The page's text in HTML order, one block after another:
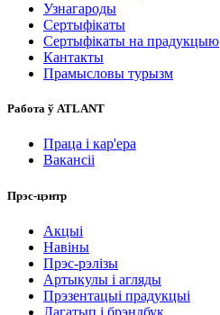
Узнагароды
Сертыфікаты
Сертыфікаты на прадукцыю
Кантакты
Прамысловы турызм
Работа ў ATLANT
Праца і кар'ера
Вакансіі
Прэс-цэнтр
Акцыі
Навіны
Прэс-рэлізы
Артыкулы і агляды
Прэзентацыі прадукцыі
Лагатып і брэндбук